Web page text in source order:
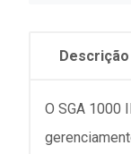
Descrição
O SGA 1000